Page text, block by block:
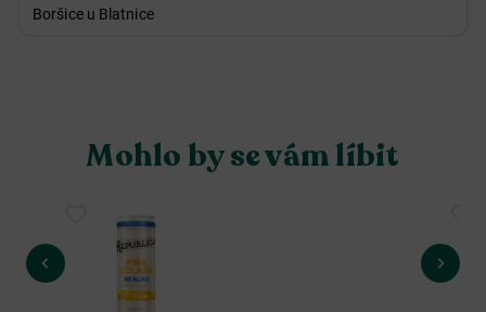
Boršice u Blatnice
Mohlo by se vám líbit